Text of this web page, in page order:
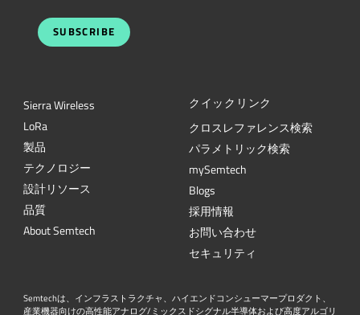
SUBSCRIBE
Sierra Wireless
LoRa
製品
テクノロジー
設計リソース
品質
About Semtech
クイックリンク
クロスレファレンス検索
パラメトリック検索
mySemtech
Blogs
採用情報
お問い合わせ
セキュリティ
Semtechは、インフラストラクチャ、ハイエンドコンシューマープロダクト、
産業機器向けの高性能アナログ/ミックスドシグナル半導体および高度アルゴリ